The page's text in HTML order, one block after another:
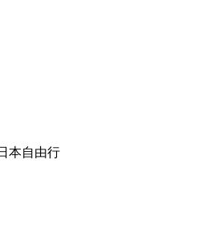
本自由行